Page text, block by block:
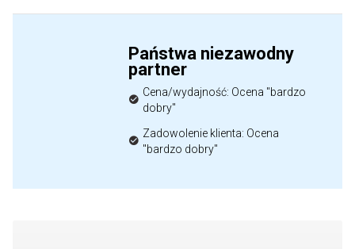
Państwa niezawodny
partner
Cena/wydajność: Ocena "bardzo
dobry"
Zadowolenie klienta: Ocena
"bardzo dobry"